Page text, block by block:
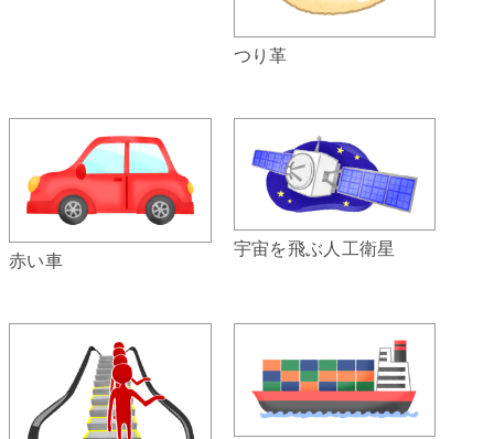
つり革
赤い車 宇宙を飛ぶ人工衛星